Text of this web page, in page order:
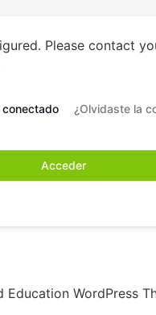
Please contact
conectado ¿Olvidaste la
Acceder
Education WordPress